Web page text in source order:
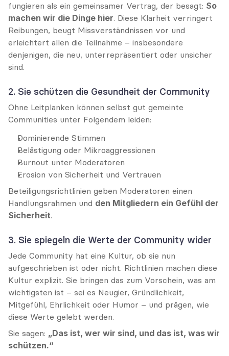
fungieren als ein gemeinsamer Vertrag, der besagt: So
machen wir die Dinge hier. Diese Klarheit verringert
Reibungen, beugt Missverständnissen vor und
erleichtert allen die Teilnahme – insbesondere
denjenigen, die neu, unterrepräsentiert oder unsicher
sind.
2. Sie schützen die Gesundheit der Community
Ohne Leitplanken können selbst gut gemeinte
Communities unter Folgendem leiden:
Dominierende Stimmen
Belästigung oder Mikroaggressionen
Burnout unter Moderatoren
Erosion von Sicherheit und Vertrauen
Beteiligungsrichtlinien geben Moderatoren einen
Handlungsrahmen und den Mitgliedern ein Gefühl der
Sicherheit.
3. Sie spiegeln die Werte der Community wider
Jede Community hat eine Kultur, ob sie nun
aufgeschrieben ist oder nicht. Richtlinien machen diese
Kultur explizit. Sie bringen das zum Vorschein, was am
wichtigsten ist – sei es Neugier, Gründlichkeit,
Mitgefühl, Ehrlichkeit oder Humor – und prägen, wie
diese Werte gelebt werden.
Sie sagen: „Das ist, wer wir sind, und das ist, was wir
schützen.“